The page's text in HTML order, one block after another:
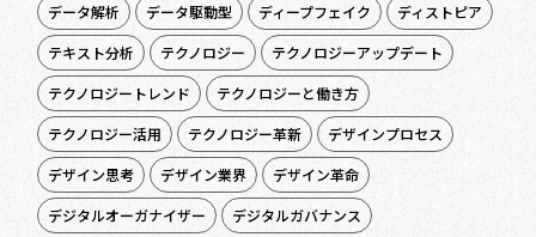
データ解析
データ駆動型 ディープフェイク
ディストピア
テキスト分析
テクノロジー
テクノロジーアップデート
テクノロジートレンド
テクノロジーと働き方
テクノロジー活用
テクノロジー革新
デザインプロセス
デザイン思考
デザイン業界
デザイン革命
デジタルオーガナイザー
デジタルガバナンス